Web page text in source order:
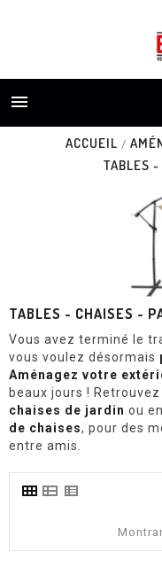

ACCUEIL
TABLES -
TABLES - CHAISES -
Vous avez terminé le
vous voulez désormais
Aménagez votre
beaux jours !
chaises de jardin ou
de chaises, pour des
entre amis.